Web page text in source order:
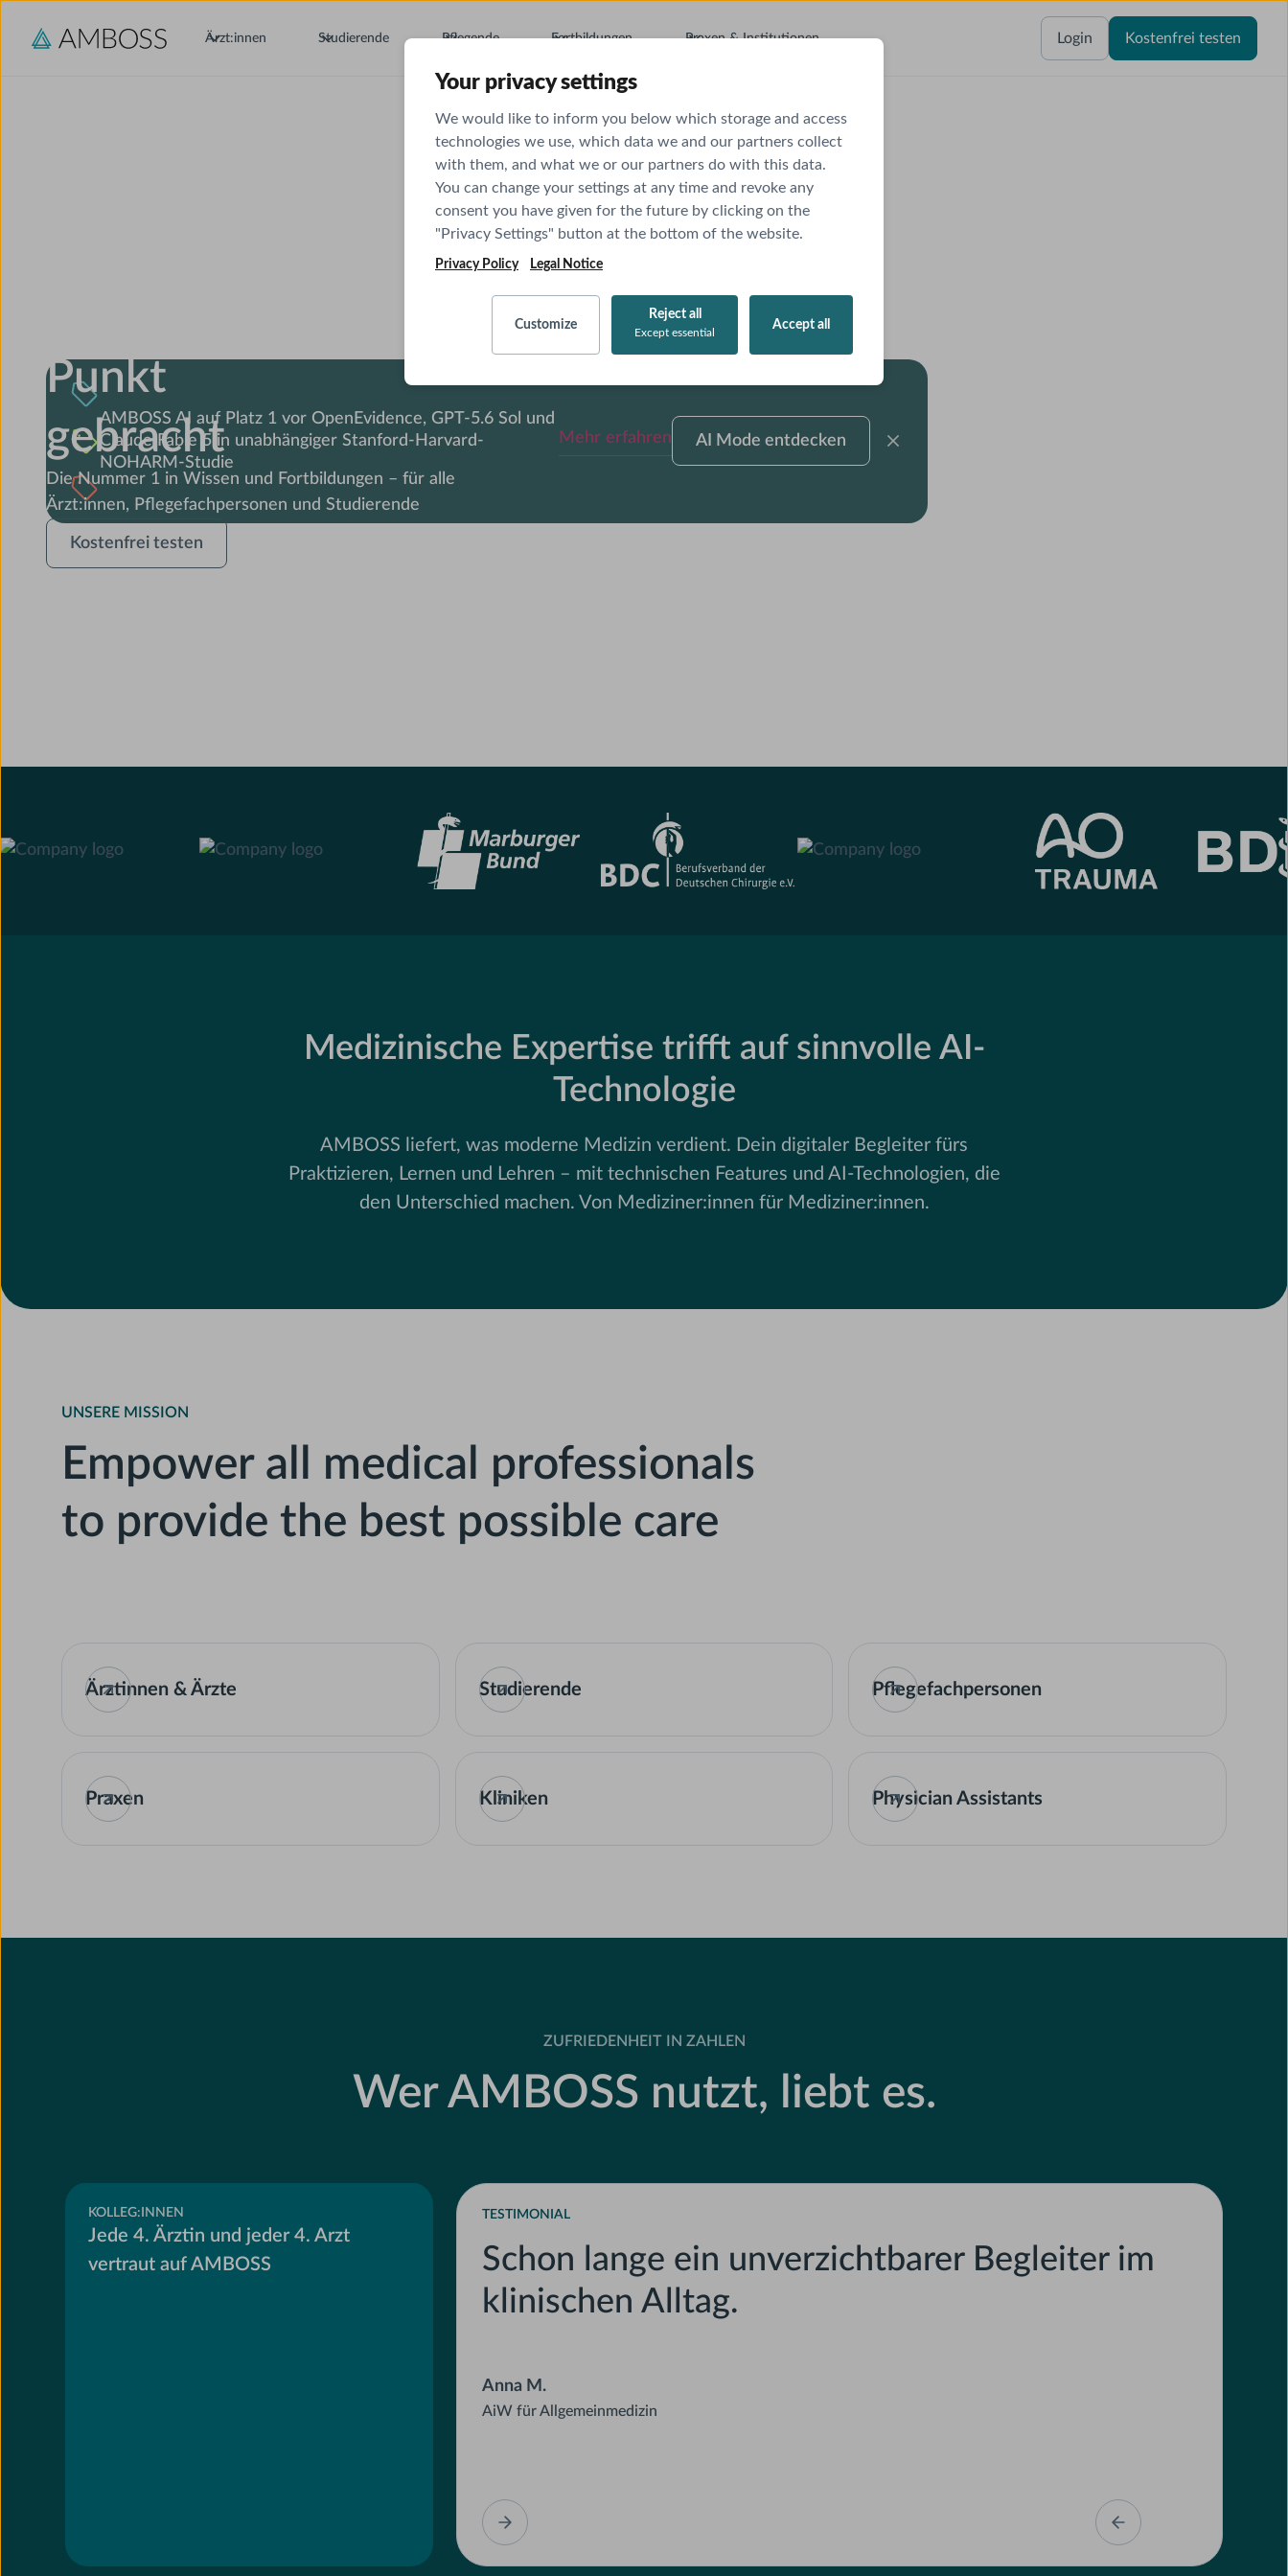
Your privacy settings
We would like to inform you below which storage and access
technologies we use, which data we and our partners collect
with them, and what we or our partners do with this data.
You can change your settings at any time and revoke any
consent you have given for the future by clicking on the
"Privacy Settings" button at the bottom of the website.
Privacy Policy Legal Notice
Customize
Reject all
Except essential
Accept all
Ärzt:innen Studierende Pflegende Fortbildungen Praxen & Institutionen Login Kostenfrei testen
AMBOSS AI auf Platz 1 vor OpenEvidence, GPT-5.6 Sol und
Claude Fable 5 in unabhängiger Stanford-Harvard-
NOHARM-Studie
Mehr erfahren
Mode
AI Mode entdecken
Punkt
gebracht
Die Nummer 1 in Wissen und Fortbildungen – für alle
Ärzt:innen, Pflegefachpersonen und Studierende
Kostenfrei
testen
Kostenfrei testen
Medizinische Expertise trifft auf sinnvolle AI-
Technologie
AMBOSS liefert, was moderne Medizin verdient. Dein digitaler Begleiter fürs
Praktizieren, Lernen und Lehren – mit technischen Features und AI-Technologien, die
den Unterschied machen. Von Mediziner:innen für Mediziner:innen.
UNSERE MISSION
Empower all medical professionals
to provide the best possible care
Ärztinnen & Ärzte Studierende Pflegefachpersonen
Praxen Kliniken Physician Assistants
ZUFRIEDENHEIT IN ZAHLEN
Wer AMBOSS nutzt, liebt es.
KOLLEG:INNEN
Jede 4. Ärztin und jeder 4. Arzt
vertraut auf AMBOSS
TESTIMONIAL
Schon lange ein unverzichtbarer Begleiter im
klinischen Alltag.
Anna M.
AiW für Allgemeinmedizin